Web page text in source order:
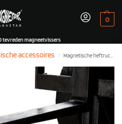
0
tevreden magneetvissers
accessoires / Magnetische heftruckbezem